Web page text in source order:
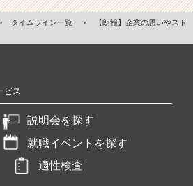
タイムライン一覧 ＞
【朗報】企業の思いやスト
ビス
説明会を探す
就職イベントを探す
適性検査